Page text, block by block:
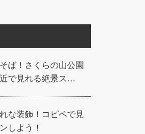
ば！さくらの山公園
で見れる絶景ス…
な装飾！コピペで見
しよう！